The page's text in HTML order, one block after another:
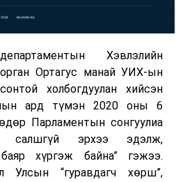
Хэвлэлийн
Ортагус манай УИХ-ын
холбогдуулан хийсэн
ард түмэн 2020 оны 6
Парламентын сонгуулиа
салшгүй эрхээ эдэлж,
хүргэж байна” гэжээ.
Улсын “гуравдагч хөрш”,